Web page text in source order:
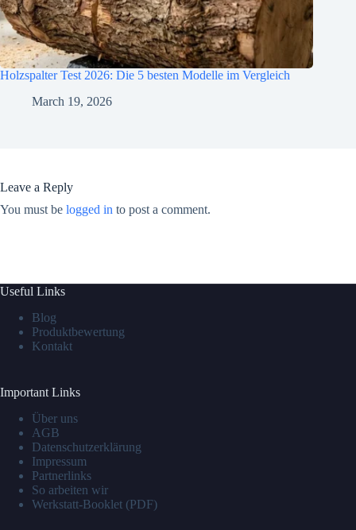
Holzspalter Test 2026: Die 5 besten Modelle im Vergleich
March 19, 2026
Leave a Reply
You must be logged in to post a comment.
Useful Links
Blog
Produktbewertung
Kontakt
Important Links
Über uns
AGB
Datenschutzerklärung
Impressum
Partnerlinks
So arbeiten wir
Werkstatt-Booklet (PDF)